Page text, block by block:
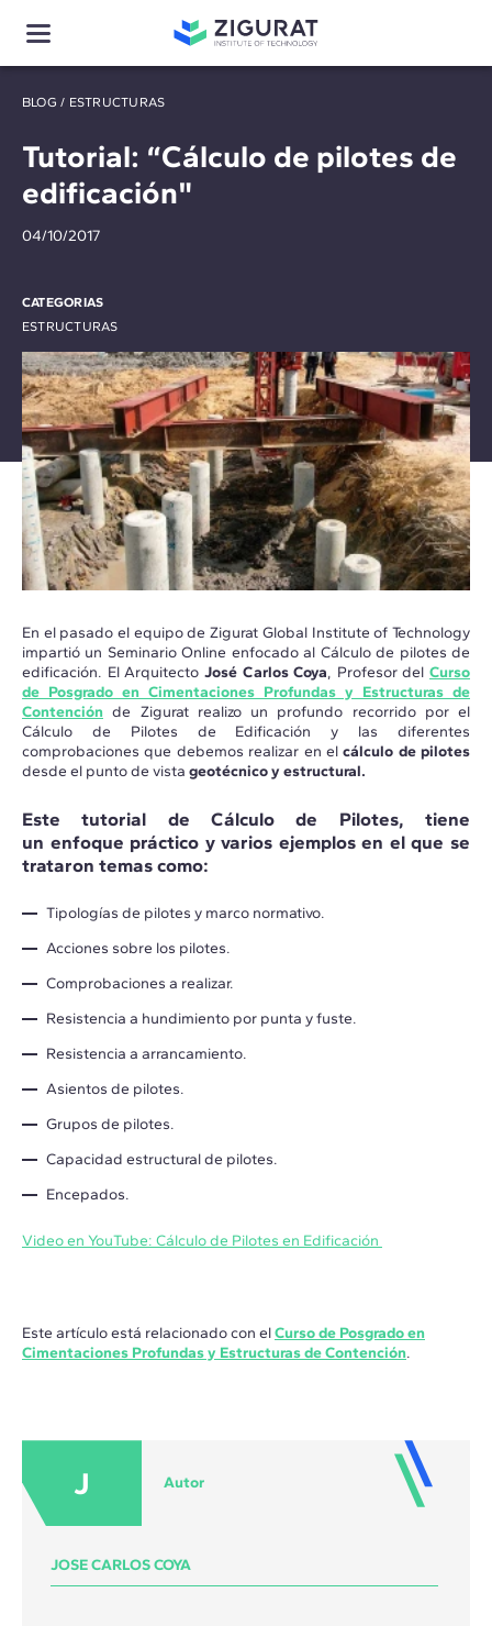
BLOG / ESTRUCTURAS
Tutorial: “Cálculo de pilotes de
edificación"
04/10/2017
CATEGORIAS
ESTRUCTURAS
En el pasado el equipo de Zigurat Global Institute of Technology
impartió un Seminario Online enfocado al Cálculo de pilotes de
edificación. El Arquitecto José Carlos Coya, Profesor del Curso
de Posgrado en Cimentaciones Profundas y Estructuras de
Contención de Zigurat realizo un profundo recorrido por el
Cálculo de Pilotes de Edificación y las diferentes
comprobaciones que debemos realizar en elcálculo de pilotes
desde el punto de vista geotécnico y estructural.
Este tutorial de Cálculo de Pilotes, tiene
un enfoque práctico y varios ejemplos en el que se
trataron temas como:
Tipologías de pilotes y marco normativo.
Acciones sobre los pilotes.
Comprobaciones a realizar.
Resistencia a hundimiento por punta y fuste.
Resistencia a arrancamiento.
Asientos de pilotes.
Grupos de pilotes.
Capacidad estructural de pilotes.
Encepados.
Video en YouTube: Cálculo de Pilotes en Edificación
Este artículo está relacionado con elCurso de Posgrado en
Cimentaciones Profundas y Estructuras de Contención.
J Autor
JOSE CARLOS COYA